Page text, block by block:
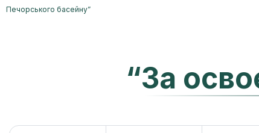
Печорського басейну”
“За